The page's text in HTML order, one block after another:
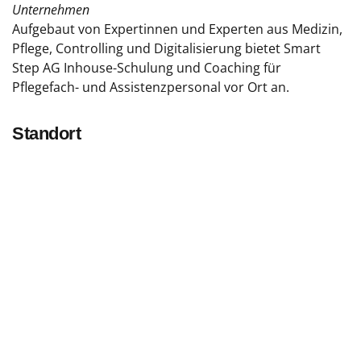
Unternehmen
Aufgebaut von Expertinnen und Experten aus Medizin,
Pflege, Controlling und Digitalisierung bietet Smart
Step AG Inhouse-Schulung und Coaching für
Pflegefach- und Assistenzpersonal vor Ort an.
Standort